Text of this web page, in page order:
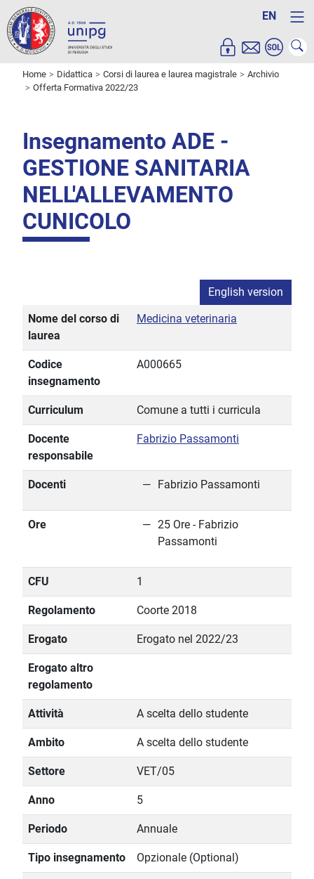
EN
Home Didattica Corsi di laurea e laurea magistrale
Archivio
Offerta Formativa 2022/23
Insegnamento ADE -
GESTIONE SANITARIA
NELL'ALLEVAMENTO
CUNICOLO
English version
Nome del corso di
laurea
Medicina veterinaria
Codice
insegnamento
A000665
Curriculum Comune a tutti i curricula
Docente
responsabile
Fabrizio Passamonti
Docenti Fabrizio Passamonti
Ore
25 Ore - Fabrizio
Passamonti
CFU 1
Regolamento Coorte 2018
Erogato Erogato nel 2022/23
Erogato altro
regolamento
Attività A scelta dello studente
Ambito A scelta dello studente
Settore VET/05
Anno 5
Periodo Annuale
Tipo insegnamento Opzionale (Optional)